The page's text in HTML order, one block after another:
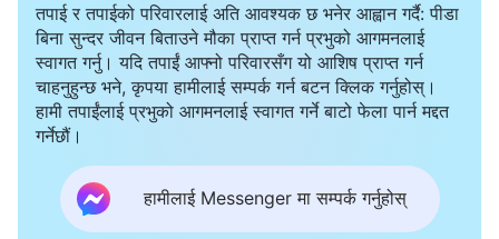
तपाई र तपाईको परिवारलाई अति आवश्यक छ भनेर आह्वान गर्दै: पीडा
बिना सुन्दर जीवन बिताउने मौका प्राप्त गर्न प्रभुको आगमनलाई
स्वागत गर्नु। यदि तपाईं आफ्नो परिवारसँग यो आशिष प्राप्त गर्न
चाहनुहुन्छ भने, कृपया हामीलाई सम्पर्क गर्न बटन क्लिक गर्नुहोस्।
हामी तपाईंलाई प्रभुको आगमनलाई स्वागत गर्ने बाटो फेला पार्न मद्दत
गर्नेछौं।
हामीलाई Messenger मा सम्पर्क गर्नुहोस्